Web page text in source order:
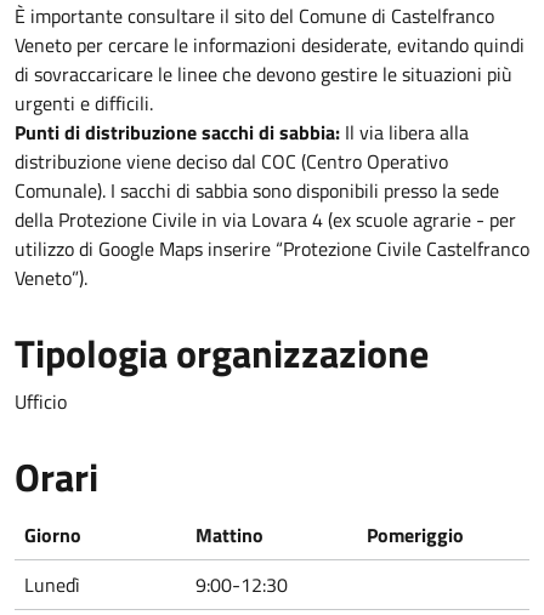
È importante consultare il sito del Comune di Castelfranco
Veneto per cercare le informazioni desiderate, evitando quindi
di sovraccaricare le linee che devono gestire le situazioni più
urgenti e difficili.
Punti di distribuzione sacchi di sabbia: Il via libera alla
distribuzione viene deciso dal COC (Centro Operativo
Comunale). I sacchi di sabbia sono disponibili presso la sede
della Protezione Civile in via Lovara 4 (ex scuole agrarie - per
utilizzo di Google Maps inserire “Protezione Civile Castelfranco
Veneto”).
Tipologia organizzazione
Ufficio
Orari
Giorno Mattino
Pomeriggio
Lunedì
9:00-12:30